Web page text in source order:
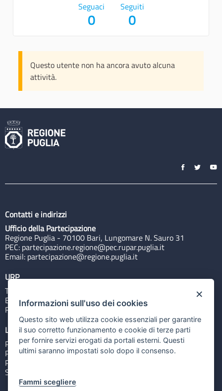
Seguaci
0
Seguiti
0
Questo utente non ha ancora avuto alcuna
attività.
Contatti e indirizzi
Ufficio della Partecipazione
Regione Puglia - 70100 Bari, Lungomare N. Sauro 31
PEC: partecipazione.regione@pec.rupar.puglia.it
Email: partecipazione@regione.puglia.it
URP
Tel: 800713939
Email:quiregione@regione.puglia.it
Rubrica
Link utili
Portale Istituzionale
PO FESR Puglia 2014-2020
PSR Puglia 2014-2020
Sistema Puglia
×
Informazioni sull'uso dei cookies
Questo sito web utilizza cookie essenziali per garantire
il suo corretto funzionamento e cookie di terze parti
per fornire servizi erogati da portali esterni. Questi
ultimi saranno impostati solo dopo il consenso.
Fammi scegliere